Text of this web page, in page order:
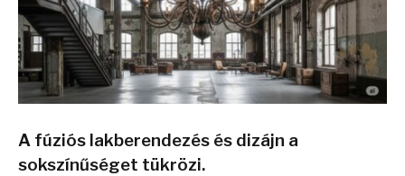
A fúziós lakberendezés és dizájn a
sokszínűséget tükrözi.